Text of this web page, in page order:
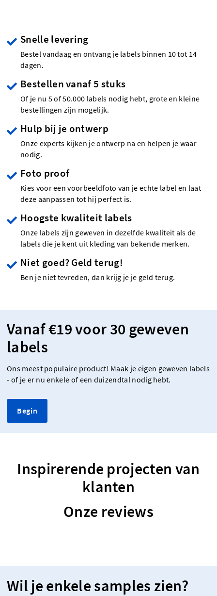
Snelle levering
Bestel vandaag en ontvang je labels binnen 10 tot 14
dagen.
Bestellen vanaf 5 stuks
Of je nu 5 of 50.000 labels nodig hebt, grote en kleine
bestellingen zijn mogelijk.
Hulp bij je ontwerp
Onze experts kijken je ontwerp na en helpen je waar
nodig.
Foto proof
Kies voor een voorbeeldfoto van je echte label en laat
deze aanpassen tot hij perfect is.
Hoogste kwaliteit labels
Onze labels zijn geweven in dezelfde kwaliteit als de
labels die je kent uit kleding van bekende merken.
Niet goed? Geld terug!
Ben je niet tevreden, dan krijg je je geld terug.
Vanaf €19 voor 30 geweven
labels
Ons meest populaire product! Maak je eigen geweven labels
- of je er nu enkele of een duizendtal nodig hebt.
Begin
Inspirerende projecten van
klanten
Onze reviews
Wil je enkele samples zien?